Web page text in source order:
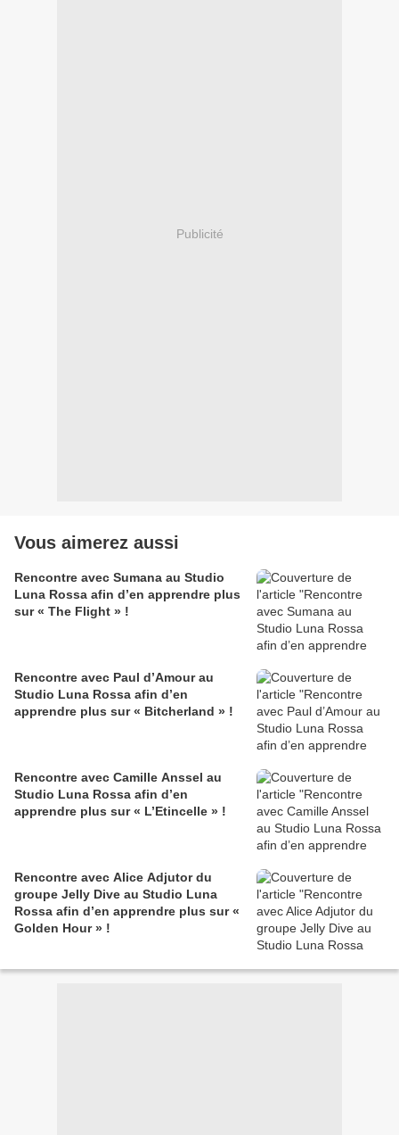
Publicité
Vous aimerez aussi
Rencontre avec Sumana au Studio
Luna Rossa afin d’en apprendre plus
sur « The Flight » !
Rencontre avec Paul d’Amour au
Studio Luna Rossa afin d’en
apprendre plus sur « Bitcherland » !
Rencontre avec Camille Anssel au
Studio Luna Rossa afin d’en
apprendre plus sur « L’Etincelle » !
Rencontre avec Alice Adjutor du
groupe Jelly Dive au Studio Luna
Rossa afin d’en apprendre plus sur «
Golden Hour » !